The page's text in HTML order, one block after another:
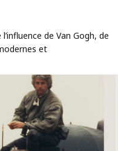
de Van Gogh, de
et